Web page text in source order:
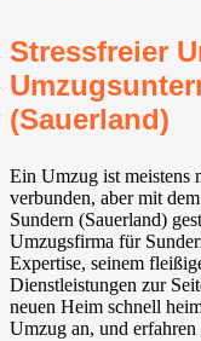
Stressfreier
(Sauerland)
Ein Umzug ist meistens
verbunden, aber mit
Sundern (Sauerland)
Umzugsfirma für
Expertise, seinem
Dienstleistungen zur
neuen Heim schnell
Umzug an, und